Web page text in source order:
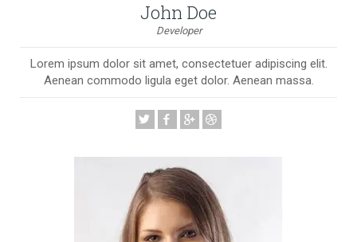
John Doe
Developer
Lorem ipsum dolor sit amet, consectetuer adipiscing elit.
Aenean commodo ligula eget dolor. Aenean massa.